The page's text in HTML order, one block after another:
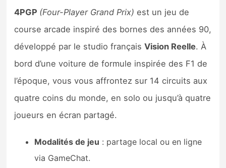
4PGP (Four-Player Grand Prix) est un jeu de
course arcade inspiré des bornes des années 90,
développé par le studio françaisVision Reelle. À
bord d’une voiture de formule inspirée des F1 de
l’époque, vous vous affrontez sur 14 circuits aux
quatre coins du monde, en solo ou jusqu’à quatre
joueurs en écran partagé.
Modalités de jeu : partage local ou en ligne
via GameChat.